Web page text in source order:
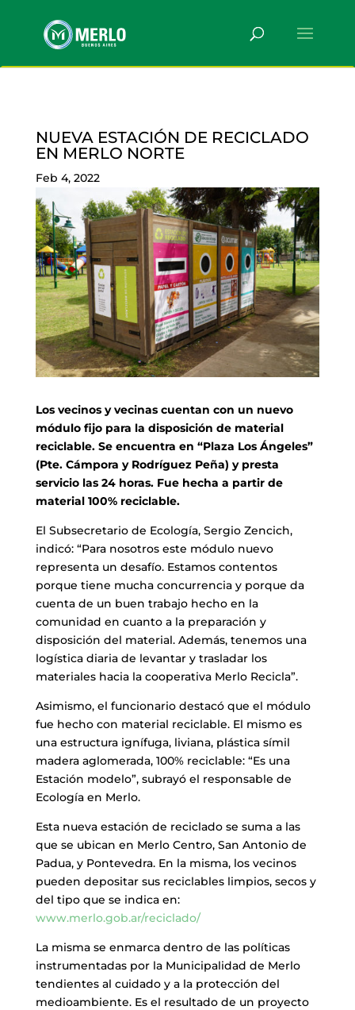
NUEVA ESTACIÓN DE RECICLADO
EN MERLO NORTE
Feb 4, 2022
Los vecinos y vecinas cuentan con un nuevo
módulo fijo para la disposición de material
reciclable. Se encuentra en “Plaza Los Ángeles”
(Pte. Cámpora y Rodríguez Peña) y presta
servicio las 24 horas. Fue hecha a partir de
material 100% reciclable.
El Subsecretario de Ecología, Sergio Zencich,
indicó: “Para nosotros este módulo nuevo
representa un desafío. Estamos contentos
porque tiene mucha concurrencia y porque da
cuenta de un buen trabajo hecho en la
comunidad en cuanto a la preparación y
disposición del material. Además, tenemos una
logística diaria de levantar y trasladar los
materiales hacia la cooperativa Merlo Recicla”.
Asimismo, el funcionario destacó que el módulo
fue hecho con material reciclable. El mismo es
una estructura ignífuga, liviana, plástica símil
madera aglomerada, 100% reciclable: “Es una
Estación modelo”, subrayó el responsable de
Ecología en Merlo.
Esta nueva estación de reciclado se suma a las
que se ubican en Merlo Centro, San Antonio de
Padua, y Pontevedra. En la misma, los vecinos
pueden depositar sus reciclables limpios, secos y
del tipo que se indica en:
www.merlo.gob.ar/reciclado/
La misma se enmarca dentro de las políticas
instrumentadas por la Municipalidad de Merlo
tendientes al cuidado y a la protección del
medioambiente. Es el resultado de un proyecto